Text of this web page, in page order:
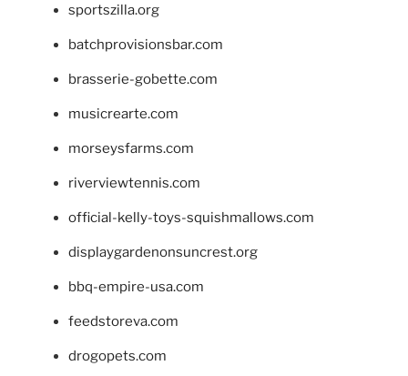
sportszilla.org
batchprovisionsbar.com
brasserie-gobette.com
musicrearte.com
morseysfarms.com
riverviewtennis.com
official-kelly-toys-squishmallows.com
displaygardenonsuncrest.org
bbq-empire-usa.com
feedstoreva.com
drogopets.com